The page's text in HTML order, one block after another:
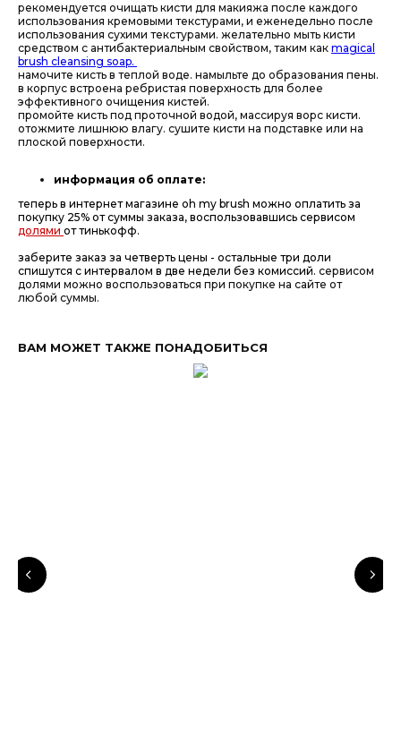
рекомендуется очищать кисти для макияжа после каждого
использования кремовыми текстурами, и еженедельно после
использования сухими текстурами. желательно мыть кисти
средством с антибактериальным свойством, таким как magical
brush cleansing soap.
намочите кисть в теплой воде. намыльте до образования пены.
в корпус встроена ребристая поверхность для более
эффективного очищения кистей.
промойте кисть под проточной водой, массируя ворс кисти.
отожмите лишнюю влагу. сушите кисти на подставке или на
плоской поверхности.
информация об оплате:
теперь в интернет магазине oh my brush можно оплатить за
покупку 25% от суммы заказа, воспользовавшись сервисом
долями от тинькофф.
заберите заказ за четверть цены - остальные три доли
спишутся с интервалом в две недели без комиссий. сервисом
долями можно воспользоваться при покупке на сайте от
любой суммы.
ВАМ МОЖЕТ ТАКЖЕ ПОНАДОБИТЬСЯ